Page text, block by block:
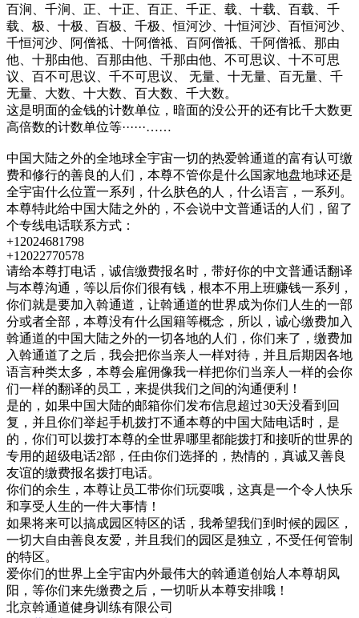
百涧、千涧、正、十正、百正、千正、载、十载、百载、千
载、极、十极、百极、千极、恒河沙、十恒河沙、百恒河沙、
千恒河沙、阿僧祗、十阿僧祗、百阿僧祗、千阿僧祗、那由
他、十那由他、百那由他、千那由他、不可思议、十不可思
议、百不可思议、千不可思议、 无量、十无量、百无量、千
无量、大数、十大数、百大数、千大数。
这是明面的金钱的计数单位，暗面的没公开的还有比千大数更
高倍数的计数单位等······……
中国大陆之外的全地球全宇宙一切的热爱斡通道的富有认可缴
费和修行的善良的人们，本尊不管你是什么国家地盘地球还是
全宇宙什么位置一系列，什么肤色的人，什么语言，一系列。
本尊特此给中国大陆之外的，不会说中文普通话的人们，留了
个专线电话联系方式：
+12024681798
+12022770578
请给本尊打电话，诚信缴费报名时，带好你的中文普通话翻译
与本尊沟通，等以后你们很有钱，根本不用上班赚钱一系列，
你们就是要加入斡通道，让斡通道的世界成为你们人生的一部
分或者全部，本尊没有什么国籍等概念，所以，诚心缴费加入
斡通道的中国大陆之外的一切各地的人们，你们来了，缴费加
入斡通道了之后，我会把你当亲人一样对待，并且后期因各地
语言种类太多，本尊会雇佣像我一样把你们当亲人一样的会你
们一样的翻译的员工，来提供我们之间的沟通便利！
是的，如果中国大陆的邮箱你们发布信息超过30天没看到回
复，并且你们举起手机拨打不通本尊的中国大陆电话时，是
的，你们可以拨打本尊的全世界哪里都能拨打和接听的世界的
专用的超级电话2部，任由你们选择的，热情的，真诚又善良
友谊的缴费报名拨打电话。
你们的余生，本尊让员工带你们玩耍哦，这真是一个令人快乐
和享受人生的一件大事情！
如果将来可以搞成园区特区的话，我希望我们到时候的园区，
一切大自由善良友爱，并且我们的园区是独立，不受任何管制
的特区。
爱你们的世界上全宇宙内外最伟大的斡通道创始人本尊胡凤
阳，等你们来先缴费之后，一切听从本尊安排哦！
北京斡通道健身训练有限公司